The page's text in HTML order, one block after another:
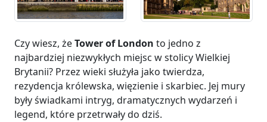
Czy wiesz, żeTower of London to jedno z
najbardziej niezwykłych miejsc w stolicy Wielkiej
Brytanii? Przez wieki służyła jako twierdza,
rezydencja królewska, więzienie i skarbiec. Jej mury
były świadkami intryg, dramatycznych wydarzeń i
legend, które przetrwały do dziś.